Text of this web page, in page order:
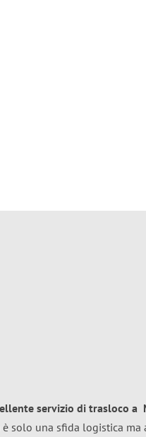
servizio di trasloco a
solo una sfida logistica ma